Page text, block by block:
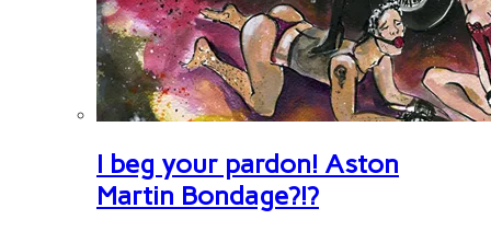
I beg your pardon! Aston
Martin Bondage?!?